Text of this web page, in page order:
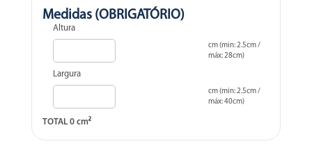
Medidas (OBRIGATÓRIO)
Altura
cm (min: 2.5cm /
máx: 28cm)
Largura
cm (min: 2.5cm /
máx: 40cm)
TOTAL 0 cm²